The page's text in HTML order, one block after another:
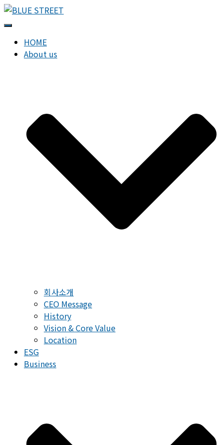
내
HOME
About us
회사소개
CEO Message
History
Vision & Core Value
Location
ESG
Business